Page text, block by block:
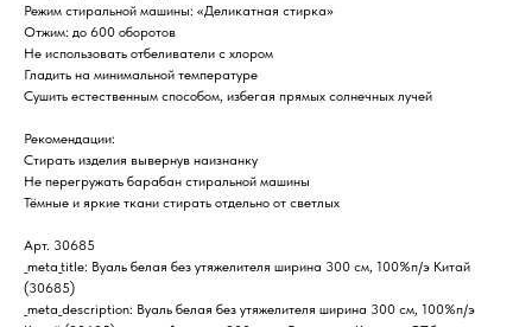
Режим стиральной машины: «Деликатная стирка»
Отжим: до 600 оборотов
Не использовать отбеливатели с хлором
Гладить на минимальной температуре
Сушить естественным способом, избегая прямых солнечных лучей
Рекомендации:
Стирать изделия вывернув наизнанку
Не перегружать барабан стиральной машины
Тёмные и яркие ткани стирать отдельно от светлых
Арт. 30685
_meta_title: Вуаль белая без утяжелителя ширина 300 см, 100%п/э Китай
(30685)
_meta_description: Вуаль белая без утяжелителя ширина 300 см, 100%п/э